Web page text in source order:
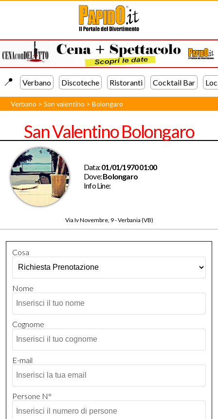
📍️ Verbano Discoteche Ristoranti Cocktail Bar
Verbano >San valentino >Bolongaro
San Valentino Bolongaro
Data:01/01/1970 01:00
Dove:Bolongaro
Info Line:
Via Iv Novembre, 9 - Verbania (VB)
Cosa
Nome
Cognome
E-mail
Persone N°